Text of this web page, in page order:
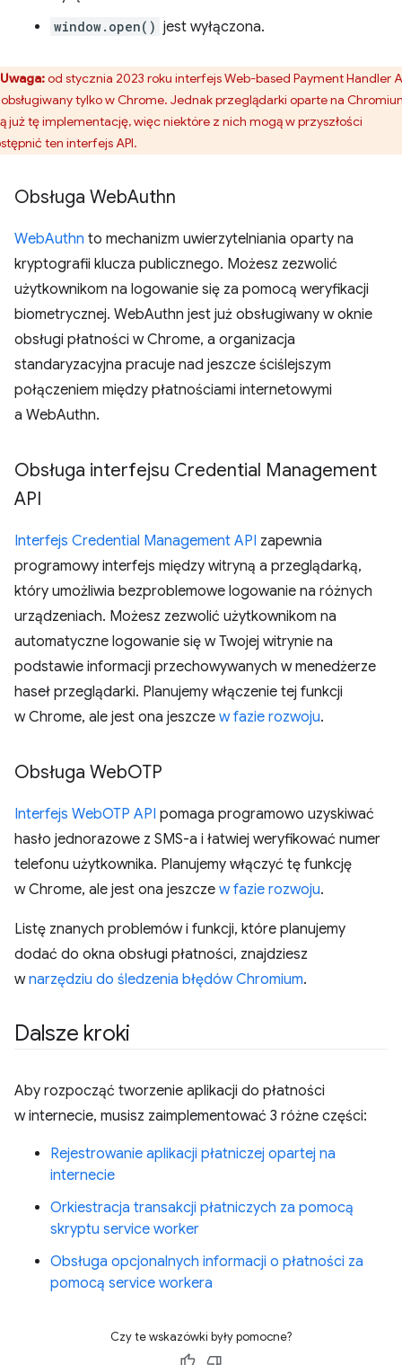
window.open() jest wyłączona.
Uwaga:od stycznia 2023 roku interfejs Web-based Payment Handler
tylko w Chrome. Jednak przeglądarki oparte na
już tę implementację, więc niektóre z nich mogą w przyszłości
ten interfejs API.
Obsługa WebAuthn
WebAuthn to mechanizm uwierzytelniania oparty na
kryptografii klucza publicznego. Możesz zezwolić
użytkownikom na logowanie się za pomocą weryfikacji
biometrycznej. WebAuthn jest już obsługiwany w oknie
obsługi płatności w Chrome, a organizacja
standaryzacyjna pracuje nad jeszcze ściślejszym
połączeniem między płatnościami internetowymi
a WebAuthn.
Obsługa interfejsu Credential Management
API
Interfejs Credential Management API zapewnia
programowy interfejs między witryną a przeglądarką,
który umożliwia bezproblemowe logowanie na różnych
urządzeniach. Możesz zezwolić użytkownikom na
automatyczne logowanie się w Twojej witrynie na
podstawie informacji przechowywanych w menedżerze
haseł przeglądarki. Planujemy włączenie tej funkcji
w Chrome, ale jest ona jeszcze w fazie rozwoju.
Obsługa WebOTP
Interfejs WebOTP API pomaga programowo uzyskiwać
hasło jednorazowe z SMS-a i łatwiej weryfikować numer
telefonu użytkownika. Planujemy włączyć tę funkcję
w Chrome, ale jest ona jeszcze w fazie rozwoju.
Listę znanych problemów i funkcji, które planujemy
dodać do okna obsługi płatności, znajdziesz
wnarzędziu do śledzenia błędów Chromium.
Dalsze kroki
Aby rozpocząć tworzenie aplikacji do płatności
w internecie, musisz zaimplementować 3 różne części:
Rejestrowanie aplikacji płatniczej opartej na
internecie
Orkiestracja transakcji płatniczych za pomocą
skryptu service worker
Obsługa opcjonalnych informacji o płatności za
pomocą service workera
Czy te wskazówki były pomocne?